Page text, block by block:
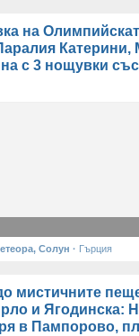
на
с 3 нощувки
Солун · Гърция
мистичните
и Ягодинска:
в Пампорово,